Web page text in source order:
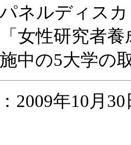
ネルディス
女性研究者
中の5大学の
2009年10月30